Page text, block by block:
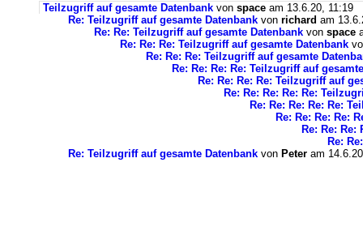
Teilzugriff auf gesamte Datenbank von space am 13.6.20, 11:19
Re: Teilzugriff auf gesamte Datenbank von richard am
Re: Re: Teilzugriff auf gesamte Datenbank von space
Re: Re: Re: Teilzugriff auf gesamte Datenbank
Re: Re: Re: Teilzugriff auf gesamte
Re: Re: Re: Re: Teilzugriff auf
Re: Re: Re: Re: Teilzugriff auf
Re: Re: Re: Re: Re:
Re: Re: Re: Re: Re:
Re: Re: Re: Re:
Re: Re: Re:
Re:
Re: Teilzugriff auf gesamte Datenbank von Peter am